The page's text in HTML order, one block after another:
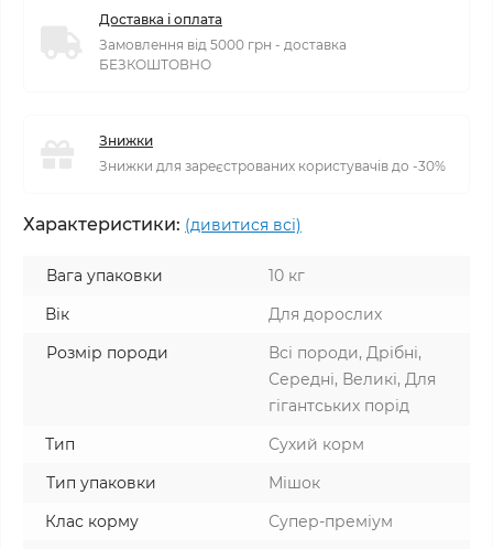
Доставка і оплата
Замовлення від 5000 грн - доставка
БЕЗКОШТОВНО
Знижки
Знижки для зареєстрованих користувачів до -30%
Характеристики: (дивитися всі)
Вага упаковки
10 кг
Вік
Для дорослих
Розмір породи
Всі породи, Дрібні,
Середні, Великі, Для
гігантських порід
Тип
Сухий корм
Тип упаковки
Мішок
Клас корму
Супер-преміум